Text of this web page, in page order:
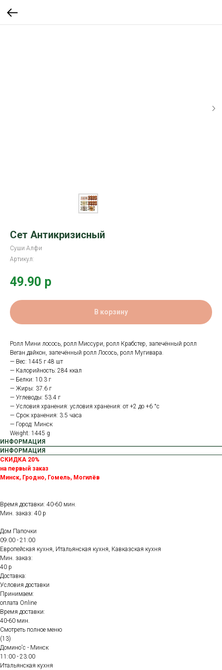
Сет Антикризисный
Суши Алфи
Артикул:
49.90 р
В корзину
Ролл Мини лосось, ролл Миссури, ролл Крабстер, запечённый ролл
Веган дайкон, запечённый ролл Лосось, ролл Мугивара.
— Вес: 1445 г 48 шт
— Калорийность: 284 ккал
— Белки: 10.3 г
— Жиры: 37.6 г
— Углеводы: 53.4 г
— Условия хранения: условия хранения: от +2 до +6 °с
— Срок хранения: 3.5 часа
— Город: Минск
Weight: 1445 g
ИНФОРМАЦИЯ
ИНФОРМАЦИЯ
СКИДКА 20%
на первый заказ
Минск, Гродно, Гомель, Могилёв
Время доставки: 40-60 мин.
Мин. заказ: 40 р
Дом Папочки
09:00 - 21:00
Европейская кухня, Итальянская кухня, Кавказская кухня
Мин. заказ:
40 р
Доставка:
Условия доставки
Принимаем:
оплата Online
Время доставки:
40-60 мин.
Смотреть полное меню
(13)
Домино'с - Минск
11:00 - 23:00
Итальянская кухня